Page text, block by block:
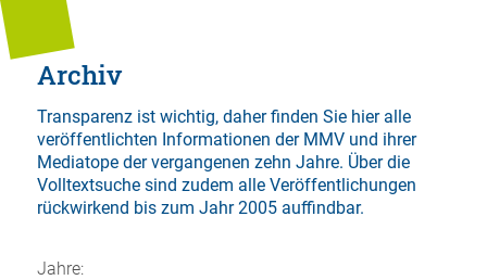
Archiv
Transparenz ist wichtig, daher finden Sie hier alle
veröffentlichten Informationen der MMV und ihrer
Mediatope der vergangenen zehn Jahre. Über die
Volltextsuchesind zudem alle Veröffentlichungen
rückwirkend bis zum Jahr 2005 auffindbar.
Jahre: